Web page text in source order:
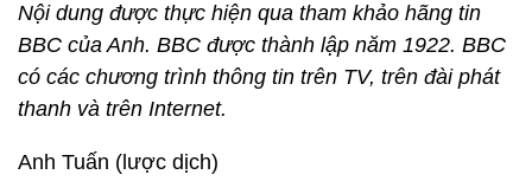
Nội dung được thực hiện qua tham khảo hãng tin
BBC của Anh. BBC được thành lập năm 1922. BBC
có các chương trình thông tin trên TV, trên đài phát
thanh và trên Internet.
Anh Tuấn (lược dịch)